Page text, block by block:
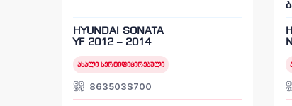
HYUNDAI SONATA
YF 2012 – 2014
ახალი სერტიფიცირებული
863503S700